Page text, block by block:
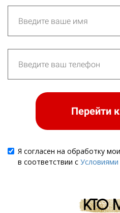
Перейти
Я согласен на обработку
в соответствии с Условиями
КТО